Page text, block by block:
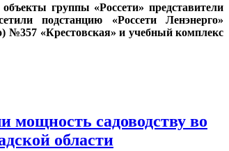
группы «Россети» представители
подстанцию «Россети Ленэнерго»
№357 «Крестовская» и учебный комплекс
мощность садоводству во
области